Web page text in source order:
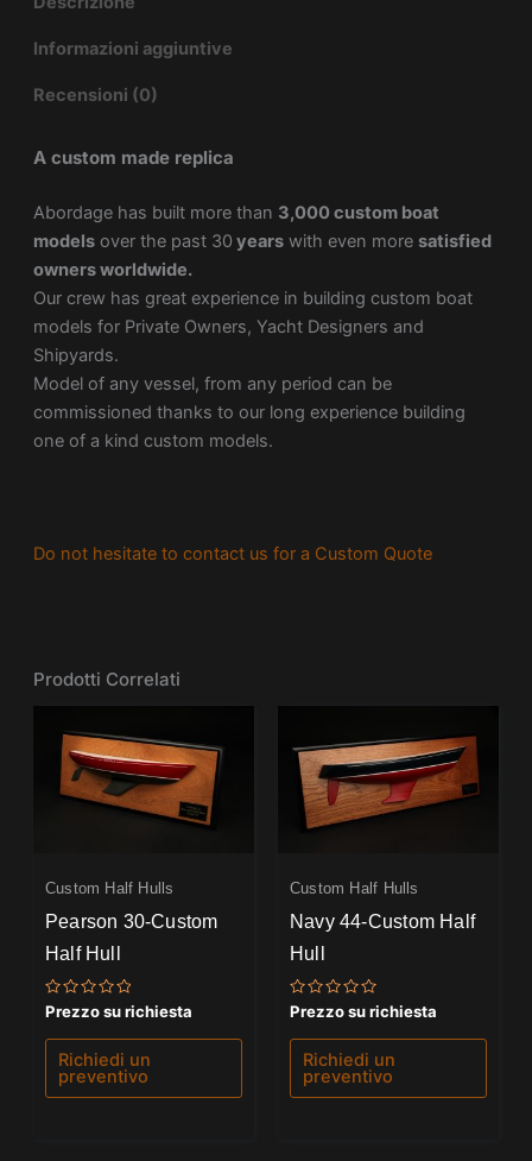
Informazioni aggiuntive
Recensioni (0)
A custom made replica
Abordage has built more than 3,000 custom boat
modelsover the past 30 yearswith even more satisfied
owners worldwide.
Our crew has great experience in building custom boat
models for Private Owners, Yacht Designers and
Shipyards.
Model of any vessel, from any period can be
commissioned thanks to our long experience building
one of a kind custom models.
Do not hesitate to contact us for a Custom Quote
Prodotti Correlati
Custom Half Hulls
Pearson 30-Custom
Half Hull
Valutato
su
Prezzo su richiesta
Richiedi un
preventivo
Custom Half Hulls
Navy 44-Custom Half
Hull
Valutato
su
Prezzo su richiesta
Richiedi un
preventivo